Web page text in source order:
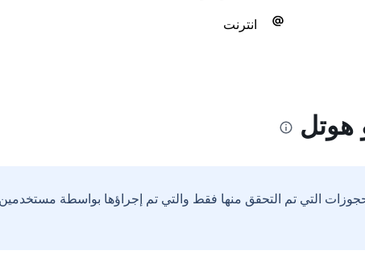
انترنت
هوتل
التي تم التحقق منها فقط والتي تم إجراؤها بواسطة